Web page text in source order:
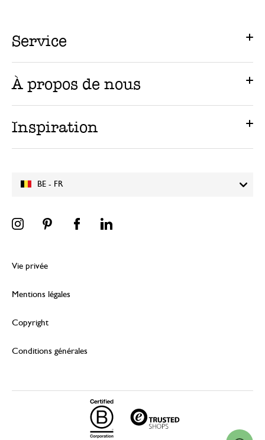
BE - FR
Service
À propos de nous
Inspiration
Vie privée
Mentions légales
Copyright
Conditions générales